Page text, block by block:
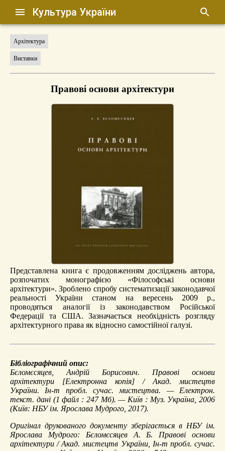
Культура України
Архітектура
Виставки
Правові основи архітектури
Представлена книга є продовженням досліджень автора,
розпочатих монографією «Філософські основи
архітектури». Зроблено спробу систематизації законодавчої
реальності України станом на вересень 2009 р.,
проводяться аналогії із законодавством Російської
Федерації та США. Зазначається необхідність розгляду
архітектурного права як відносно самостійної галузі.
Бібліографічний опис:
Бєломєсяцев, Андрій Борисович. Правові основи
архітектури [Електронна копія] / Акад. мистецтв
України. Ін-т пробл. сучас. мистецтва. — Електрон.
текст. дані (1 файл : 247 Мб). — Київ : Муз. Україна, 2006
(Київ: НБУ ім. Ярослава Мудрого, 2017).
Оригінал друкованого документу зберігається в НБУ ім.
Ярослава Мудрого: Бєломєсяцев А. Б. Правові основи
архітектури / Акад. мистецтв України, Ін-т пробл. сучас.